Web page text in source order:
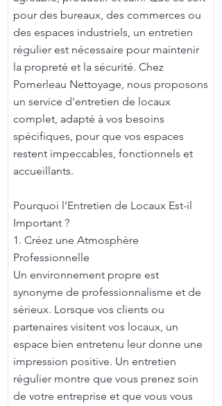
pour des bureaux, des commerces ou
des espaces industriels, un entretien
régulier est nécessaire pour maintenir
la propreté et la sécurité. Chez
Pomerleau Nettoyage, nous proposons
un service d'entretien de locaux
complet, adapté à vos besoins
spécifiques, pour que vos espaces
restent impeccables, fonctionnels et
accueillants.
Pourquoi l'Entretien de Locaux Est-il
Important ?
1. Créez une Atmosphère
Professionnelle
Un environnement propre est
synonyme de professionnalisme et de
sérieux. Lorsque vos clients ou
partenaires visitent vos locaux, un
espace bien entretenu leur donne une
impression positive. Un entretien
régulier montre que vous prenez soin
de votre entreprise et que vous vous